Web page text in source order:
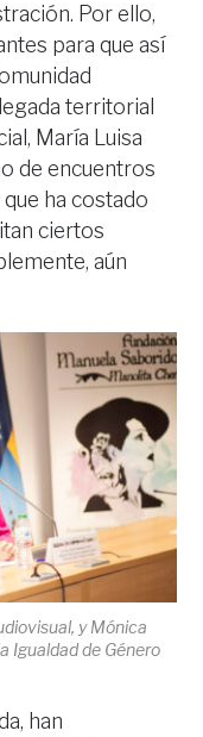
Por ello,
para que así
territorial
María Luisa
de encuentros
ha costado
ciertos
aún
y Mónica
Igualdad de Género
han